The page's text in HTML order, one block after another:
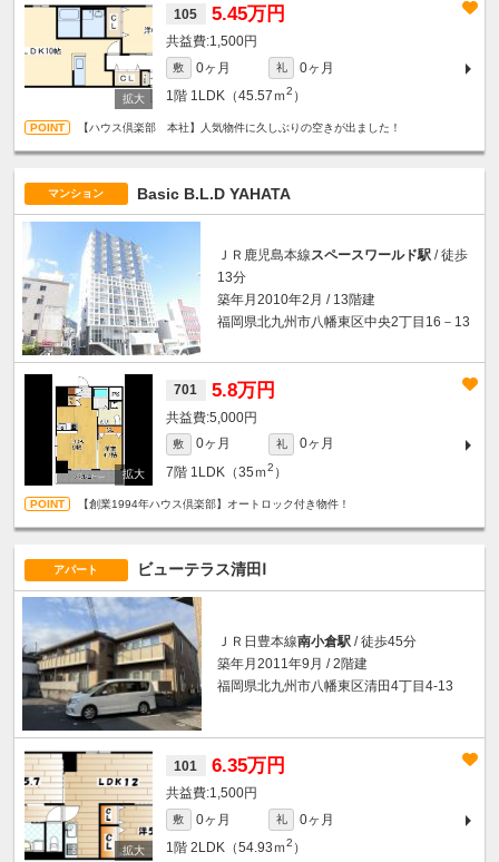
105 5.45万円
1,500円
敷 0ヶ月 礼
0ヶ月
1階 1LDK（45.57ｍ2 ）
【ハウス倶楽部 本社】人気物件に久しぶりの空きが出ました！
マンション Basic B.L.D YAHATA
ＪＲ鹿児島本線スペースワールド駅 / 徒歩
13分
築年月2010年2月 / 13階建
福岡県北九州市八幡東区中央2丁目16－13
701 5.8万円
5,000円
敷 0ヶ月 礼
0ヶ月
7階 1LDK（35ｍ2 ）
【創業1994年ハウス倶楽部】オートロック付き物件！
アパート ビューテラス清田Ⅰ
ＪＲ日豊本線南小倉駅 / 徒歩45分
築年月2011年9月 / 2階建
福岡県北九州市八幡東区清田4丁目4-13
101 6.35万円
1,500円
敷 0ヶ月 礼
0ヶ月
1階 2LDK（54.93ｍ2 ）